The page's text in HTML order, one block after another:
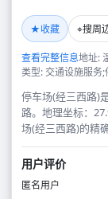
★收藏 ⌖搜周
查看完整信息地址:
类型: 交通设施服务
停车场(经三西路)
路。地理坐标：
场(经三西路)的精
用户评价
匿名用户